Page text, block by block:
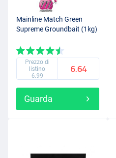
Mainline Match Green
Supreme Groundbait (1kg)
Prezzo di
listino
6.99
6.64
Guarda